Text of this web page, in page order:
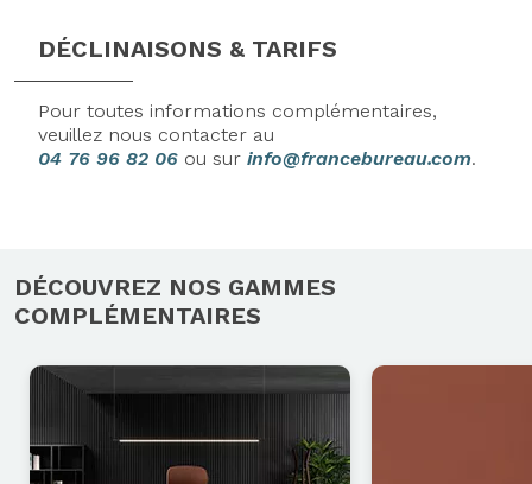
DÉCLINAISONS & TARIFS
Pour toutes informations complémentaires,
veuillez nous contacter au
04 76 96 82 06 ou sur info@francebureau.com.
DÉCOUVREZ NOS GAMMES
COMPLÉMENTAIRES